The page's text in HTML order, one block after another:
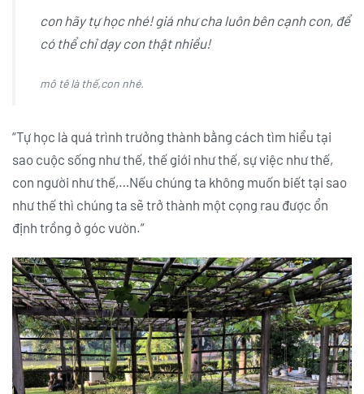
con hãy tự học nhé! giá như cha luôn bên cạnh con, để
có thể chỉ dạy con thật nhiều!
mô tê là thế,con nhé.
“Tự học là quá trình trưởng thành bằng cách tìm hiểu tại
sao cuộc sống như thế, thế giới như thế, sự việc như thế,
con người như thế,…Nếu chúng ta không muốn biết tại sao
như thế thì chúng ta sẽ trở thành một cọng rau được ổn
định trồng ở góc vườn.”